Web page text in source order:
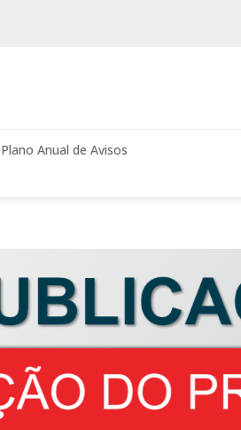
Plano Anual de Avisos